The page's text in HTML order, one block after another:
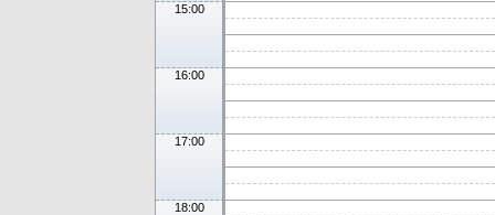
15:00
16:00
17:00
18:00